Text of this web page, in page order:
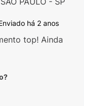
há 2 anos
top! Ainda